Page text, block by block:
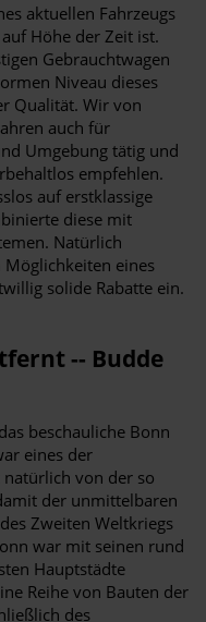
aktuellen Fahrzeugs
Höhe der Zeit ist.
Gebrauchtwagen
Niveau dieses
Qualität. Wir von
auch für
Umgebung tätig und
empfehlen.
auf erstklassige
diese mit
Natürlich
eines
solide Rabatte ein.
-- Budde
beschauliche Bonn
eines der
natürlich von der so
der unmittelbaren
Zweiten Weltkriegs
war mit seinen rund
Hauptstädte
Reihe von Bauten der
des